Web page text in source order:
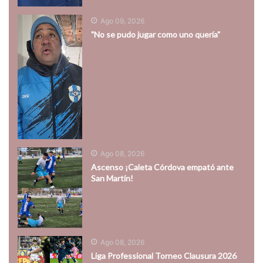
Ago 09, 2026
"No se pudo jugar como uno quería"
Ago 08, 2026
Ascenso ¡Caleta Córdova empató ante
San Martín!
Ago 08, 2026
Liga Professional Torneo Clausura 2026